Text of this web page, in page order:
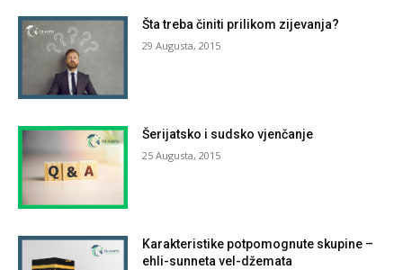
Šta treba činiti prilikom zijevanja?
29 Augusta, 2015
Šerijatsko i sudsko vjenčanje
25 Augusta, 2015
Karakteristike potpomognute skupine –
ehli-sunneta vel-džemata